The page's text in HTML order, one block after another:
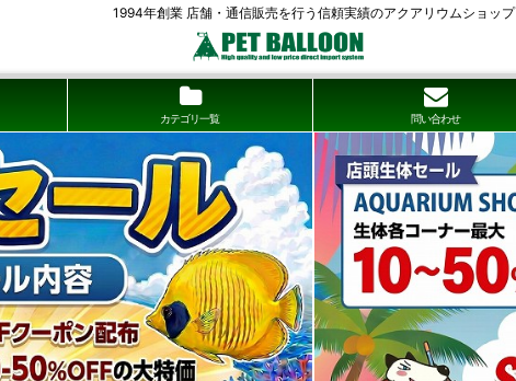
1994年創業 店舗・通信販売を行う信頼実績のアクアリウムショップ
カテゴリ一覧 問い合わせ